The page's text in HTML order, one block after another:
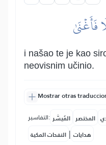
فَأَغۡنَىٰ
i našao te je kao
neovisnim učinio.
Mostrar otras
التفاسير: المُيسَّر المختصر
النفحات المكية | هدايات